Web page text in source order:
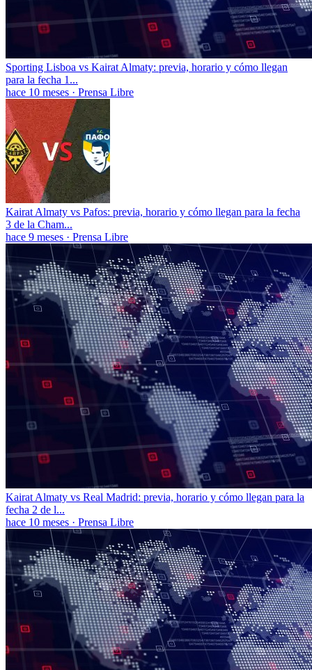
Sporting Lisboa vs Kairat Almaty: previa, horario y cómo llegan
para la fecha 1...
hace 10 meses · Prensa Libre
Kairat Almaty vs Pafos: previa, horario y cómo llegan para la fecha
3 de la Cham...
hace 9 meses · Prensa Libre
Kairat Almaty vs Real Madrid: previa, horario y cómo llegan para la
fecha 2 de l...
hace 10 meses · Prensa Libre